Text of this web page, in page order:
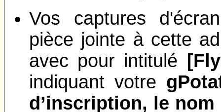
Vos captures
pièce jointe à cette
avec pour intitulé
indiquant votre
d’inscription, le